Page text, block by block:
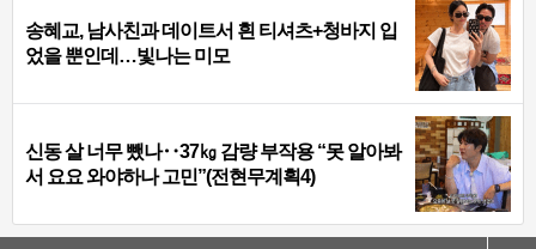
송혜교, 남사친과 데이트서 흰 티셔츠+청바지 입
었을 뿐인데…빛나는 미모
신동 살 너무 뺐나‥37㎏ 감량 부작용 “못 알아봐
서 요요 와야하나 고민”(전현무계획4)